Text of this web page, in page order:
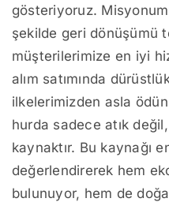
gösteriyoruz.
şekilde geri dönüşümü
müşterilerimize en iyi
alım satımında
ilkelerimizden asla
hurda sadece atık
kaynaktır. Bu kaynağı
değerlendirerek hem
bulunuyor, hem de